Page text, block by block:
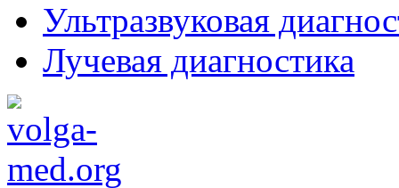
Ультразвуковая
Лучевая диагностика